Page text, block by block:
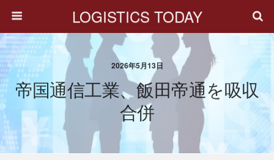
LOGISTICS TODAY
2026年5月13日
帝国通信工業、飯田帝通を吸収
合併